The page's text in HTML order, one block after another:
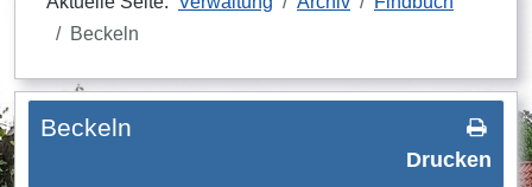
Beckeln
Drucken
Beckeln